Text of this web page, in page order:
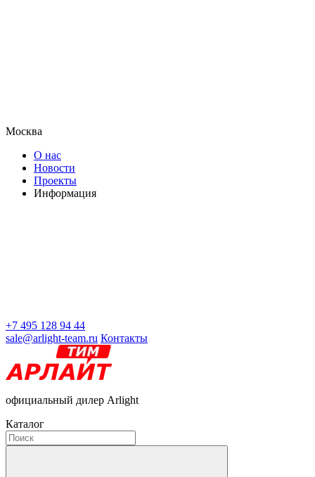
Москва
О нас
Новости
Проекты
Информация
+7 495 128 94 44
sale@arlight-team.ru Контакты
официальный дилер Arlight
Каталог